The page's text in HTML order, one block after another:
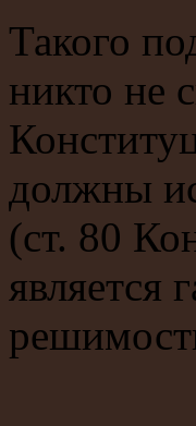
Такого
никто не
должны
(ст. 80
является